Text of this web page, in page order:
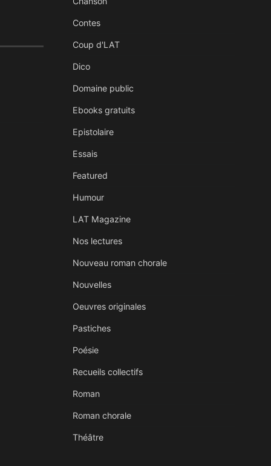
Contes
Coup d'LAT
Dico
Domaine public
Ebooks gratuits
Epistolaire
Essais
Featured
Humour
LAT Magazine
Nos lectures
Nouveau roman chorale
Nouvelles
Oeuvres originales
Pastiches
Poésie
Recueils collectifs
Roman
Roman chorale
Théâtre